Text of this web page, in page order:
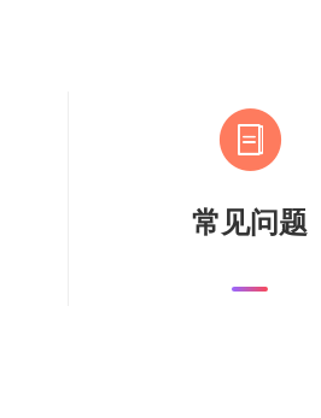
常见问题